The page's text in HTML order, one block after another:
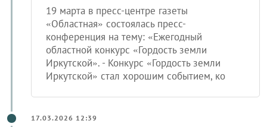
19 марта в пресс-центре газеты
«Областная» состоялась пресс-
конференция на тему: «Ежегодный
областной конкурс «Гордость земли
Иркутской». - Конкурс «Гордость земли
Иркутской» стал хорошим событием, ко
17.03.2026 12:39